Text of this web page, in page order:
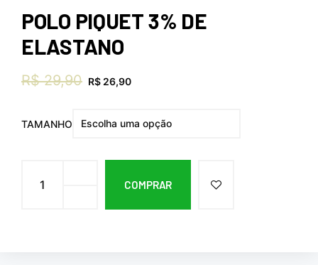
POLO PIQUET 3% DE
ELASTANO
R$29,90 R$ 26,90
TAMANHO
COMPRAR